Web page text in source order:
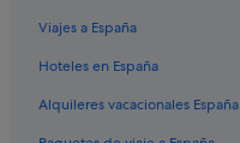
Viajes a España
Hoteles en España
Alquileres vacacionales España